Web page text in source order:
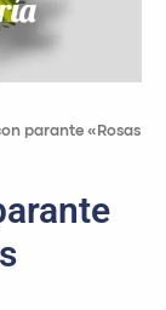
parante «Rosas